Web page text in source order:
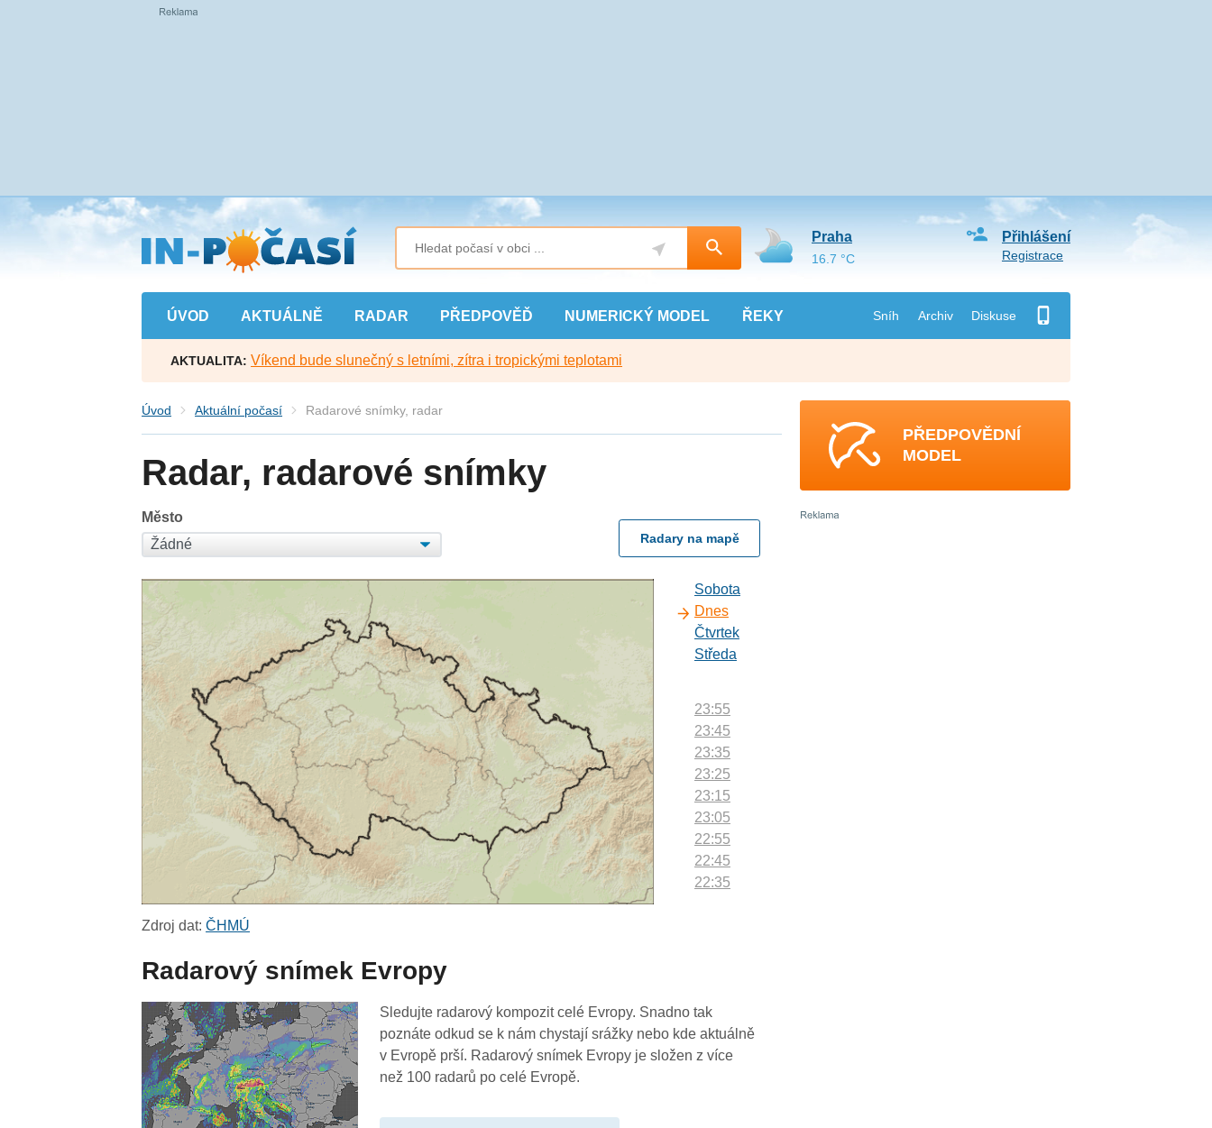
Přejít
na
hlavní
obsah
ÚVOD AKTUÁLNĚ RADAR PŘEDPOVĚĎ NUMERICKÝ MODEL ŘEKY Sníh Archiv Diskuse
Přihlášení
Registrace
Praha
16.7 °C
AKTUALITA: Víkend bude slunečný s letními, zítra i tropickými teplotami
Úvod Aktuální počasí Radarové snímky, radar
Radar, radarové snímky
Město
Radary na mapě
Sobota
Dnes
Čtvrtek
Středa
23:55
23:45
23:35
23:25
23:15
23:05
22:55
22:45
22:35
21:35
21:25
21:15
Zdroj dat:ČHMÚ
Radarový snímek Evropy
Sledujte radarový kompozit celé Evropy. Snadno tak
poznáte odkud se k nám chystají srážky nebo kde aktuálně
v Evropě prší. Radarový snímek Evropy je složen z více
než 100 radarů po celé Evropě.
PŘEDPOVĚDNÍ
MODEL